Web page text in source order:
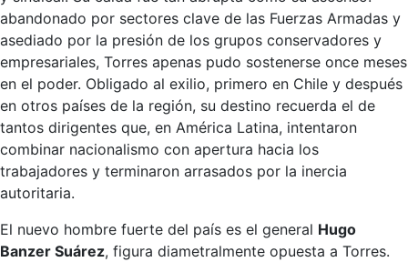
abandonado por sectores clave de las Fuerzas Armadas y
asediado por la presión de los grupos conservadores y
empresariales, Torres apenas pudo sostenerse once meses
en el poder. Obligado al exilio, primero en Chile y después
en otros países de la región, su destino recuerda el de
tantos dirigentes que, en América Latina, intentaron
combinar nacionalismo con apertura hacia los
trabajadores y terminaron arrasados por la inercia
autoritaria.
El nuevo hombre fuerte del país es el general Hugo
Banzer Suárez, figura diametralmente opuesta a Torres.